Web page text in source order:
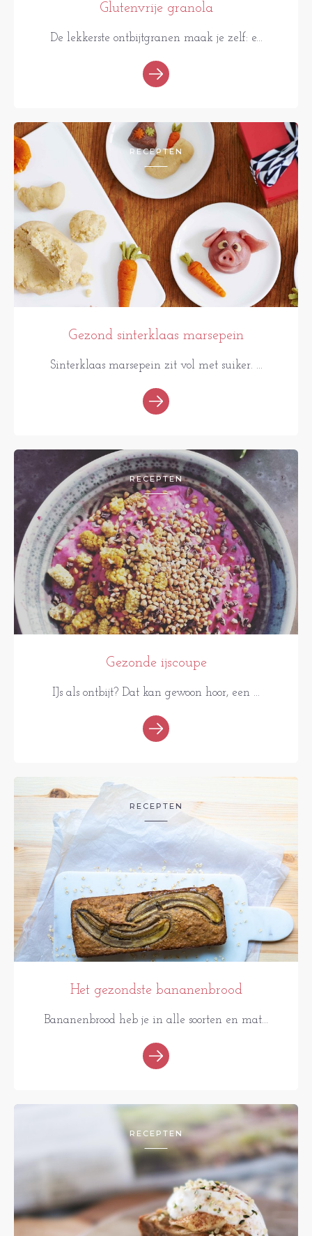
Glutenvrije granola
De lekkerste ontbijtgranen maak je zelf: e...
RECEPTEN
Gezond sinterklaas marsepein
Sinterklaas marsepein zit vol met suiker. ...
RECEPTEN
Gezonde ijscoupe
IJs als ontbijt? Dat kan gewoon hoor, een ...
RECEPTEN
Het gezondste bananenbrood
Bananenbrood heb je in alle soorten en mat...
RECEPTEN